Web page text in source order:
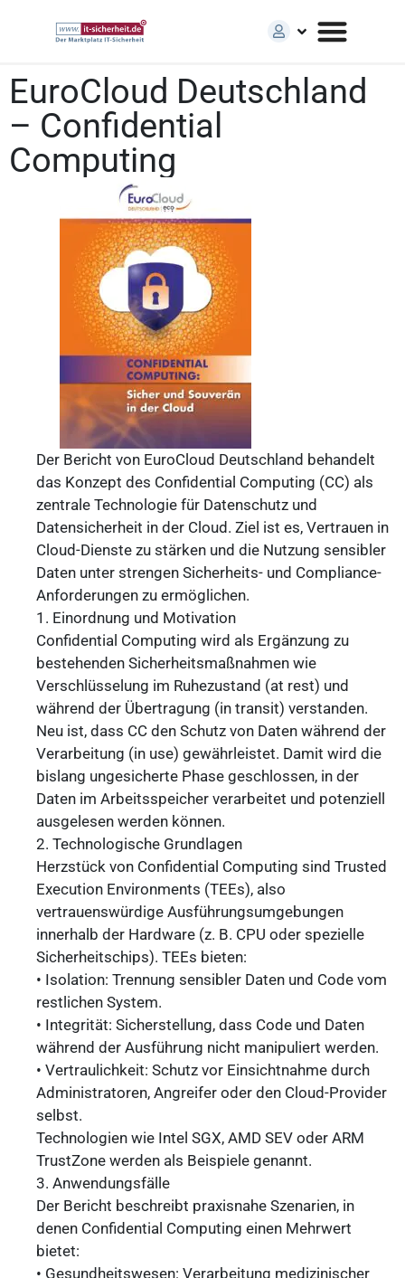
EuroCloud Deutschland
– Confidential
Computing
Der Bericht von EuroCloud Deutschland behandelt
das Konzept des Confidential Computing (CC) als
zentrale Technologie für Datenschutz und
Datensicherheit in der Cloud. Ziel ist es, Vertrauen in
Cloud-Dienste zu stärken und die Nutzung sensibler
Daten unter strengen Sicherheits- und Compliance-
Anforderungen zu ermöglichen.
1. Einordnung und Motivation
Confidential Computing wird als Ergänzung zu
bestehenden Sicherheitsmaßnahmen wie
Verschlüsselung im Ruhezustand (at rest) und
während der Übertragung (in transit) verstanden.
Neu ist, dass CC den Schutz von Daten während der
Verarbeitung (in use) gewährleistet. Damit wird die
bislang ungesicherte Phase geschlossen, in der
Daten im Arbeitsspeicher verarbeitet und potenziell
ausgelesen werden können.
2. Technologische Grundlagen
Herzstück von Confidential Computing sind Trusted
Execution Environments (TEEs), also
vertrauenswürdige Ausführungsumgebungen
innerhalb der Hardware (z. B. CPU oder spezielle
Sicherheitschips). TEEs bieten:
• Isolation: Trennung sensibler Daten und Code vom
restlichen System.
• Integrität: Sicherstellung, dass Code und Daten
während der Ausführung nicht manipuliert werden.
• Vertraulichkeit: Schutz vor Einsichtnahme durch
Administratoren, Angreifer oder den Cloud-Provider
selbst.
Technologien wie Intel SGX, AMD SEV oder ARM
TrustZone werden als Beispiele genannt.
3. Anwendungsfälle
Der Bericht beschreibt praxisnahe Szenarien, in
denen Confidential Computing einen Mehrwert
bietet:
• Gesundheitswesen: Verarbeitung medizinischer